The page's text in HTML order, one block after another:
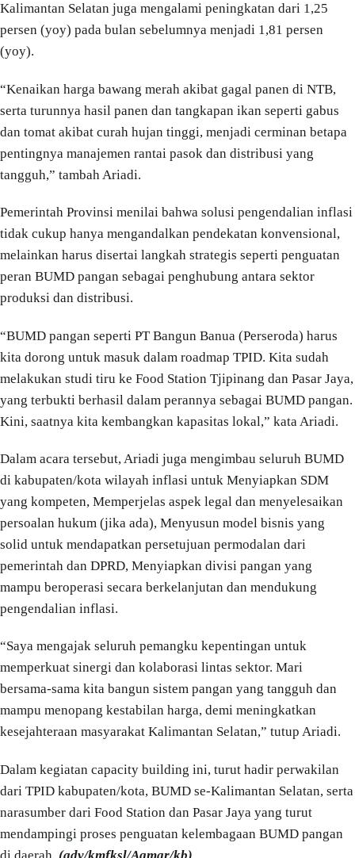
Kalimantan Selatan juga mengalami peningkatan dari 1,25
persen (yoy) pada bulan sebelumnya menjadi 1,81 persen
(yoy).
“Kenaikan harga bawang merah akibat gagal panen di NTB,
serta turunnya hasil panen dan tangkapan ikan seperti gabus
dan tomat akibat curah hujan tinggi, menjadi cerminan betapa
pentingnya manajemen rantai pasok dan distribusi yang
tangguh,” tambah Ariadi.
Pemerintah Provinsi menilai bahwa solusi pengendalian inflasi
tidak cukup hanya mengandalkan pendekatan konvensional,
melainkan harus disertai langkah strategis seperti penguatan
peran BUMD pangan sebagai penghubung antara sektor
produksi dan distribusi.
“BUMD pangan seperti PT Bangun Banua (Perseroda) harus
kita dorong untuk masuk dalam roadmap TPID. Kita sudah
melakukan studi tiru ke Food Station Tjipinang dan Pasar Jaya,
yang terbukti berhasil dalam perannya sebagai BUMD pangan.
Kini, saatnya kita kembangkan kapasitas lokal,” kata Ariadi.
Dalam acara tersebut, Ariadi juga mengimbau seluruh BUMD
di kabupaten/kota wilayah inflasi untuk Menyiapkan SDM
yang kompeten, Memperjelas aspek legal dan menyelesaikan
persoalan hukum (jika ada), Menyusun model bisnis yang
solid untuk mendapatkan persetujuan permodalan dari
pemerintah dan DPRD, Menyiapkan divisi pangan yang
mampu beroperasi secara berkelanjutan dan mendukung
pengendalian inflasi.
“Saya mengajak seluruh pemangku kepentingan untuk
memperkuat sinergi dan kolaborasi lintas sektor. Mari
bersama-sama kita bangun sistem pangan yang tangguh dan
mampu menopang kestabilan harga, demi meningkatkan
kesejahteraan masyarakat Kalimantan Selatan,” tutup Ariadi.
Dalam kegiatan capacity building ini, turut hadir perwakilan
dari TPID kabupaten/kota, BUMD se-Kalimantan Selatan, serta
narasumber dari Food Station dan Pasar Jaya yang turut
mendampingi proses penguatan kelembagaan BUMD pangan